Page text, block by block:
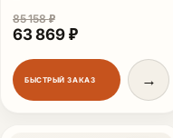
85 158₽
Первоначальная
63 869 ₽Текущая
БЫСТРЫЙ ЗАКАЗ →